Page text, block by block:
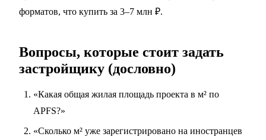
форматов, что купить за 3–7 млн ₽.
Вопросы, которые стоит задать
застройщику (дословно)
«Какая общая жилая площадь проекта в м² по
APFS?»
«Сколько м² уже зарегистрировано на иностранцев